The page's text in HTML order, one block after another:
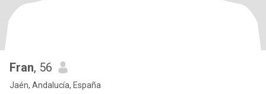
Fran, 56
Jaén, Andalucía, España